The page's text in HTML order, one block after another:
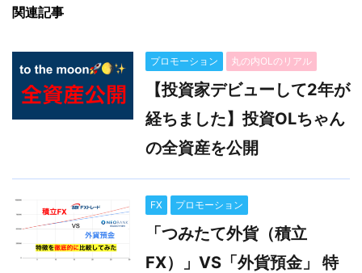
関連記事
プロモーション 丸の内OLのリアル
【投資家デビューして2年が
経ちました】投資OLちゃん
の全資産を公開
FX プロモーション
「つみたて外貨（積立
FX）」VS「外貨預金」 特